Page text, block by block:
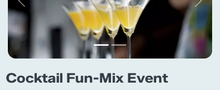
Previous Next
Cocktail Fun-Mix Event